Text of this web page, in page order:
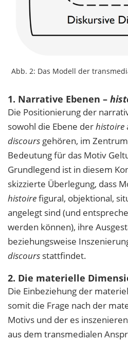
Abb. 2: Das Modell der
1. Narrative Ebenen –
Die Positionierung der
sowohl die Ebene derhistoire
discours gehören, im
Bedeutung für das Motiv
Grundlegend ist in diesem
skizzierte Überlegung, dass
histoirefigural, objektional,
angelegt sind (und
werden können), ihre
beziehungsweise
discours stattfindet.
2. Die materielle
Die Einbeziehung der
somit die Frage nach der
Motivs und der es
aus dem transmedialen